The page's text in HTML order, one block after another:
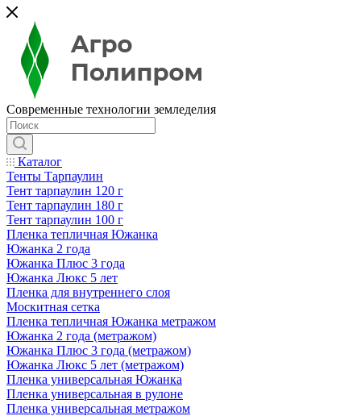
Современные технологии земледелия
Каталог
Тенты Тарпаулин
Тент тарпаулин 120 г
Тент тарпаулин 180 г
Тент тарпаулин 100 г
Пленка тепличная Южанка
Южанка 2 года
Южанка Плюс 3 года
Южанка Люкс 5 лет
Пленка для внутреннего слоя
Москитная сетка
Пленка тепличная Южанка метражом
Южанка 2 года (метражом)
Южанка Плюс 3 года (метражом)
Южанка Люкс 5 лет (метражом)
Пленка универсальная Южанка
Пленка универсальная в рулоне
Пленка универсальная метражом